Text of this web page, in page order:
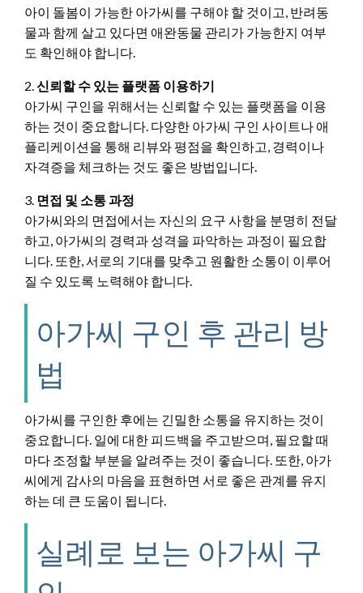
아이 돌봄이 가능한 아가씨를 구해야 할 것이고, 반려동
물과 함께 살고 있다면 애완동물 관리가 가능한지 여부
도 확인해야 합니다.
2. 신뢰할 수 있는 플랫폼 이용하기
아가씨 구인을 위해서는 신뢰할 수 있는 플랫폼을 이용
하는 것이 중요합니다. 다양한 아가씨 구인 사이트나 애
플리케이션을 통해 리뷰와 평점을 확인하고, 경력이나
자격증을 체크하는 것도 좋은 방법입니다.
3. 면접 및 소통 과정
아가씨와의 면접에서는 자신의 요구 사항을 분명히 전달
하고, 아가씨의 경력과 성격을 파악하는 과정이 필요합
니다. 또한, 서로의 기대를 맞추고 원활한 소통이 이루어
질 수 있도록 노력해야 합니다.
아가씨 구인 후 관리 방
법
아가씨를 구인한 후에는 긴밀한 소통을 유지하는 것이
중요합니다. 일에 대한 피드백을 주고받으며, 필요할 때
마다 조정할 부분을 알려주는 것이 좋습니다. 또한, 아가
씨에게 감사의 마음을 표현하면 서로 좋은 관계를 유지
하는 데 큰 도움이 됩니다.
실례로 보는 아가씨 구